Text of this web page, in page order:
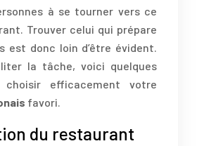
à se tourner vers ce
Trouver celui qui prépare
est donc loin d’être évident.
la tâche, voici quelques
choisir efficacement votre
favori.
du restaurant